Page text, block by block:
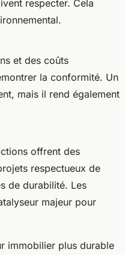
respecter. Cela
et des coûts
la conformité. Un
mais il rend également
offrent des
respectueux de
de durabilité. Les
majeur pour
immobilier plus durable